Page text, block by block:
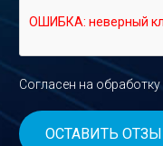
Согласен на обработку